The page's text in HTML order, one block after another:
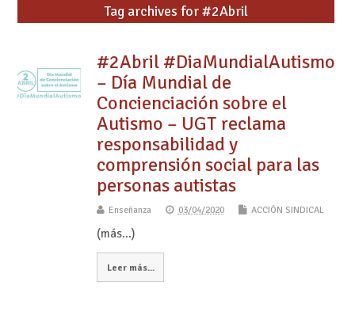
Tag archives for #2Abril
#2Abril #DiaMundialAutismo
– Día Mundial de
Concienciación sobre el
Autismo – UGT reclama
responsabilidad y
comprensión social para las
personas autistas
Enseñanza 03/04/2020 ACCIÓN SINDICAL
(más…)
Leer más...